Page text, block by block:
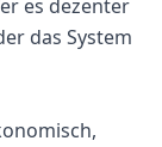
es dezenter
das System